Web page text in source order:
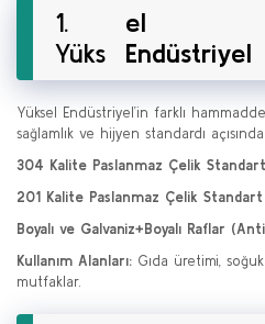
1.
Yüks
el
Endüstriyel
Yüksel Endüstriyel’in farklı
sağlamlık ve hijyen standardı
304 Kalite Paslanmaz Çelik
201 Kalite Paslanmaz Çelik
Boyalı ve Galvaniz+Boyalı Raflar
Kullanım Alanları: Gıda üretimi,
mutfaklar.